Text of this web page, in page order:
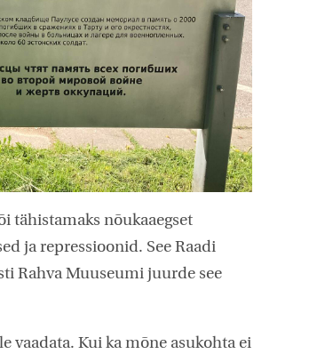
tähistamaks nõukaaegset
ja repressioonid. See Raadi
Rahva Muuseumi juurde see
vaadata. Kui ka mõne asukohta ei